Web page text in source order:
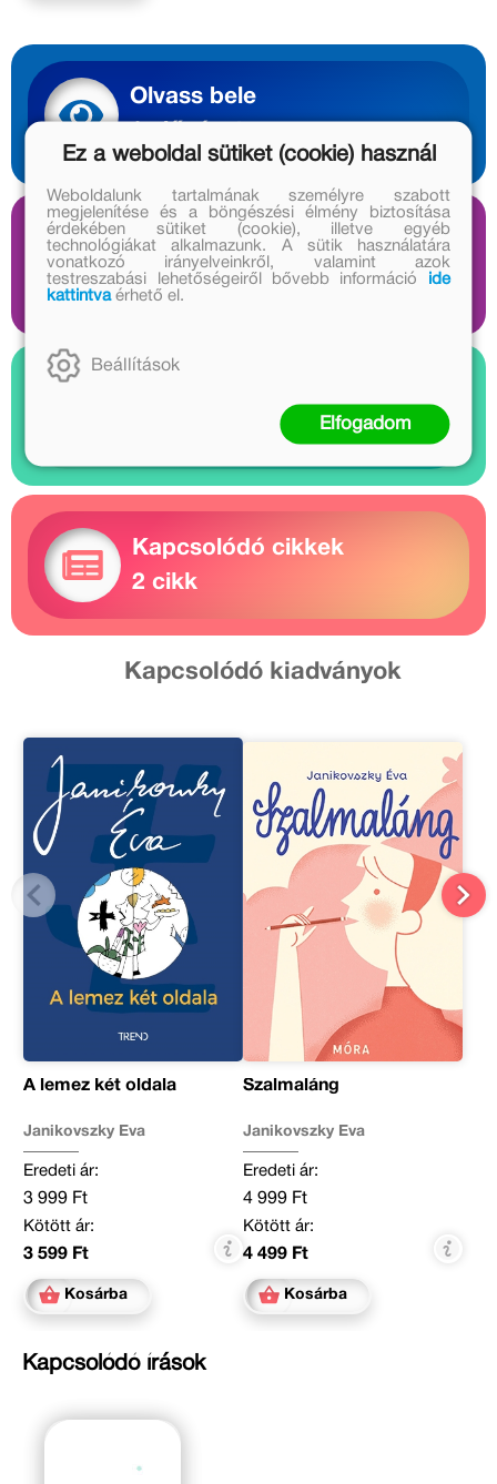
Olvass bele
Hallgass bele
3 audió
Kapcsolódó cikkek
2 cikk
Kapcsolódó kiadványok
A lemez két oldala
Janikovszky Éva
Eredeti ár:
3 999 Ft
Kötött ár:
3 599 Ft
Kosárba
Szalmaláng
Janikovszky Éva
Eredeti ár:
4 999 Ft
Kötött ár:
4 499 Ft
Kosárba
Kapcsolódó írások
Ez a weboldal sütiket (cookie) használ
Weboldalunk tartalmának személyre szabott
megjelenítése és a böngészési élmény biztosítása
érdekében sütiket (cookie), illetve egyéb
technológiákat alkalmazunk. A sütik használatára
vonatkozó irányelveinkről, valamint azok
testreszabási lehetőségeiről bővebb információ
ide
kattintvaérhető el.
Beállítások
Elfogadom